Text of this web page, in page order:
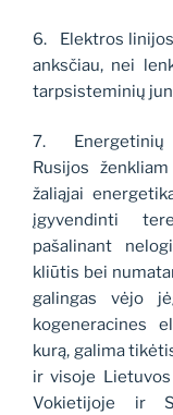
6.
Elektros
anksčiau, nei
tarpsisteminių
7.
Rusijos
žaliąjai
įgyvendinti
pašalinant
kliūtis bei
galingas vėjo
kogeneracines
kurą, galima
ir visoje
Vokietijoje ir